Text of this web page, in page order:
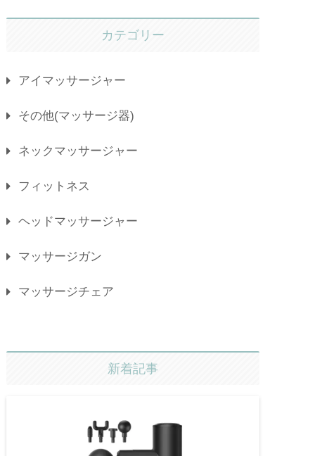
カテゴリー
アイマッサージャー
その他(マッサージ器)
ネックマッサージャー
フィットネス
ヘッドマッサージャー
マッサージガン
マッサージチェア
新着記事